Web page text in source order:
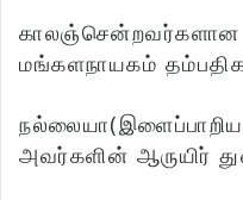
காலஞ்சென்றவர்களான
மங்களநாயகம்
அவர்களின் ஆருயிர்